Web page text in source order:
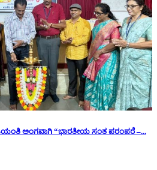
ಅಂಗವಾಗಿ “ಭಾರತೀಯ ಸಂತ ಪರಂಪರೆ –...